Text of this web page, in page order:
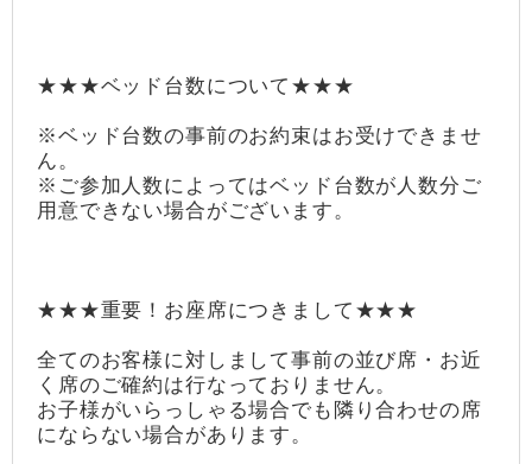
★★★ベッド台数について★★★
※ベッド台数の事前のお約束はお受けできませ
ん。
※ご参加人数によってはベッド台数が人数分ご
用意できない場合がございます。
★★★重要！お座席につきまして★★★
全てのお客様に対しまして事前の並び席・お近
く席のご確約は行なっておりません。
お子様がいらっしゃる場合でも隣り合わせの席
にならない場合があります。